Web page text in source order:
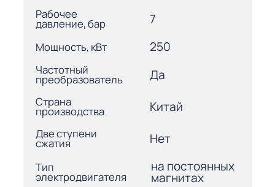
Рабочее
давление, бар 7
Мощность, кВт 250
Частотный
преобразователь Да
Страна
производства Китай
Две ступени
сжатия Нет
Тип
электродвигателя
на постоянных
магнитах